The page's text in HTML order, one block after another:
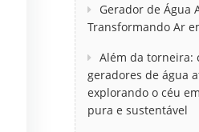
Gerador de Água
Transformando Ar
Além da torneira:
geradores de água
explorando o céu
pura e sustentável